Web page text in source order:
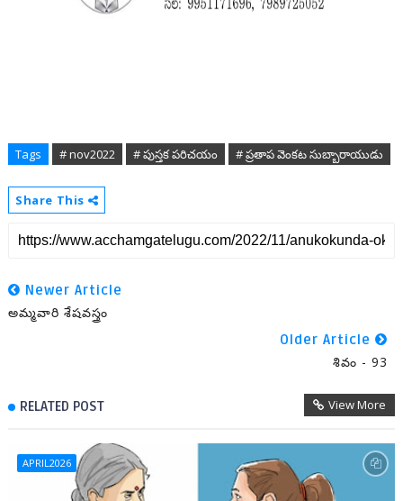
Tags # nov2022 # పుస్తక పరిచయం # ప్రతాప వెంకట సుబ్బారాయుడు
Share This
Newer Article
అమ్మవారి శేషవస్త్రం
Older Article
శివం - 93
RELATED POST View More
APRIL2026